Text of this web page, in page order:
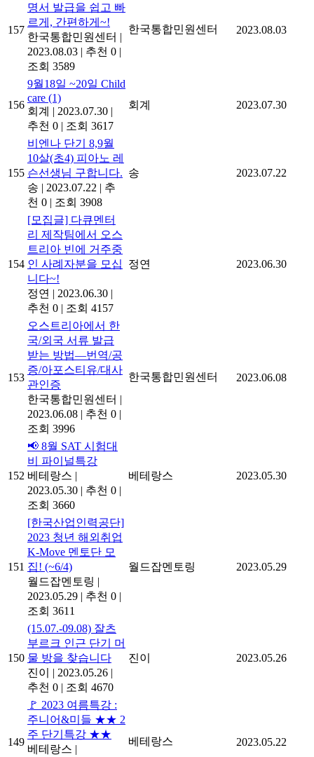
157
명서 발급을 쉽고 빠
르게, 간편하게~!
한국통합민원센터 |
2023.08.03 | 추천 0 |
조회 3589
한국통합민원센터 2023.08.03
156
9월18일 ~20일 Child
care (1)
회계 | 2023.07.30 |
추천 0 | 조회 3617
회계 2023.07.30
155
비엔나 단기 8,9월
10살(초4) 피아노 레
슨선생님 구합니다.
송 | 2023.07.22 | 추
천 0 | 조회 3908
송 2023.07.22
154
[모집글] 다큐멘터
리 제작팀에서 오스
트리아 빈에 거주중
인 사례자분을 모십
니다~!
정연 | 2023.06.30 |
추천 0 | 조회 4157
정연 2023.06.30
153
오스트리아에서 한
국/외국 서류 발급
받는 방법―번역/공
증/아포스티유/대사
관인증
한국통합민원센터 |
2023.06.08 | 추천 0 |
조회 3996
한국통합민원센터 2023.06.08
152
📢 8월 SAT 시험대
비 파이널특강
베테랑스 |
2023.05.30 | 추천 0 |
조회 3660
베테랑스 2023.05.30
151
[한국산업인력공단]
2023 청년 해외취업
K-Move 멘토단 모
집! (~6/4)
월드잡멘토링 |
2023.05.29 | 추천 0 |
조회 3611
월드잡멘토링 2023.05.29
150
(15.07.-09.08) 잘츠
부르크 인근 단기 머
물 방을 찾습니다
진이
| 2023.05.26 |
추천 0 | 조회 4670
진이 2023.05.26
149
🚩 2023 여름특강 :
주니어&미들 ★★ 2
주 단기특강 ★★
베테랑스 |
베테랑스 2023.05.22